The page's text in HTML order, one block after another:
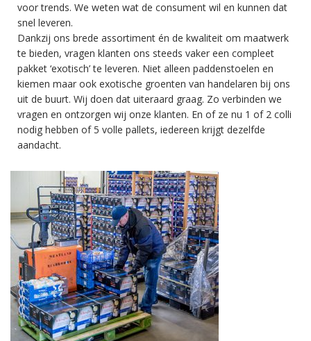
voor trends. We weten wat de consument wil en kunnen dat
snel leveren.
Dankzij ons brede assortiment én de kwaliteit om maatwerk
te bieden, vragen klanten ons steeds vaker een compleet
pakket ‘exotisch’ te leveren. Niet alleen paddenstoelen en
kiemen maar ook exotische groenten van handelaren bij ons
uit de buurt. Wij doen dat uiteraard graag. Zo verbinden we
vragen en ontzorgen wij onze klanten. En of ze nu 1 of 2 colli
nodig hebben of 5 volle pallets, iedereen krijgt dezelfde
aandacht.